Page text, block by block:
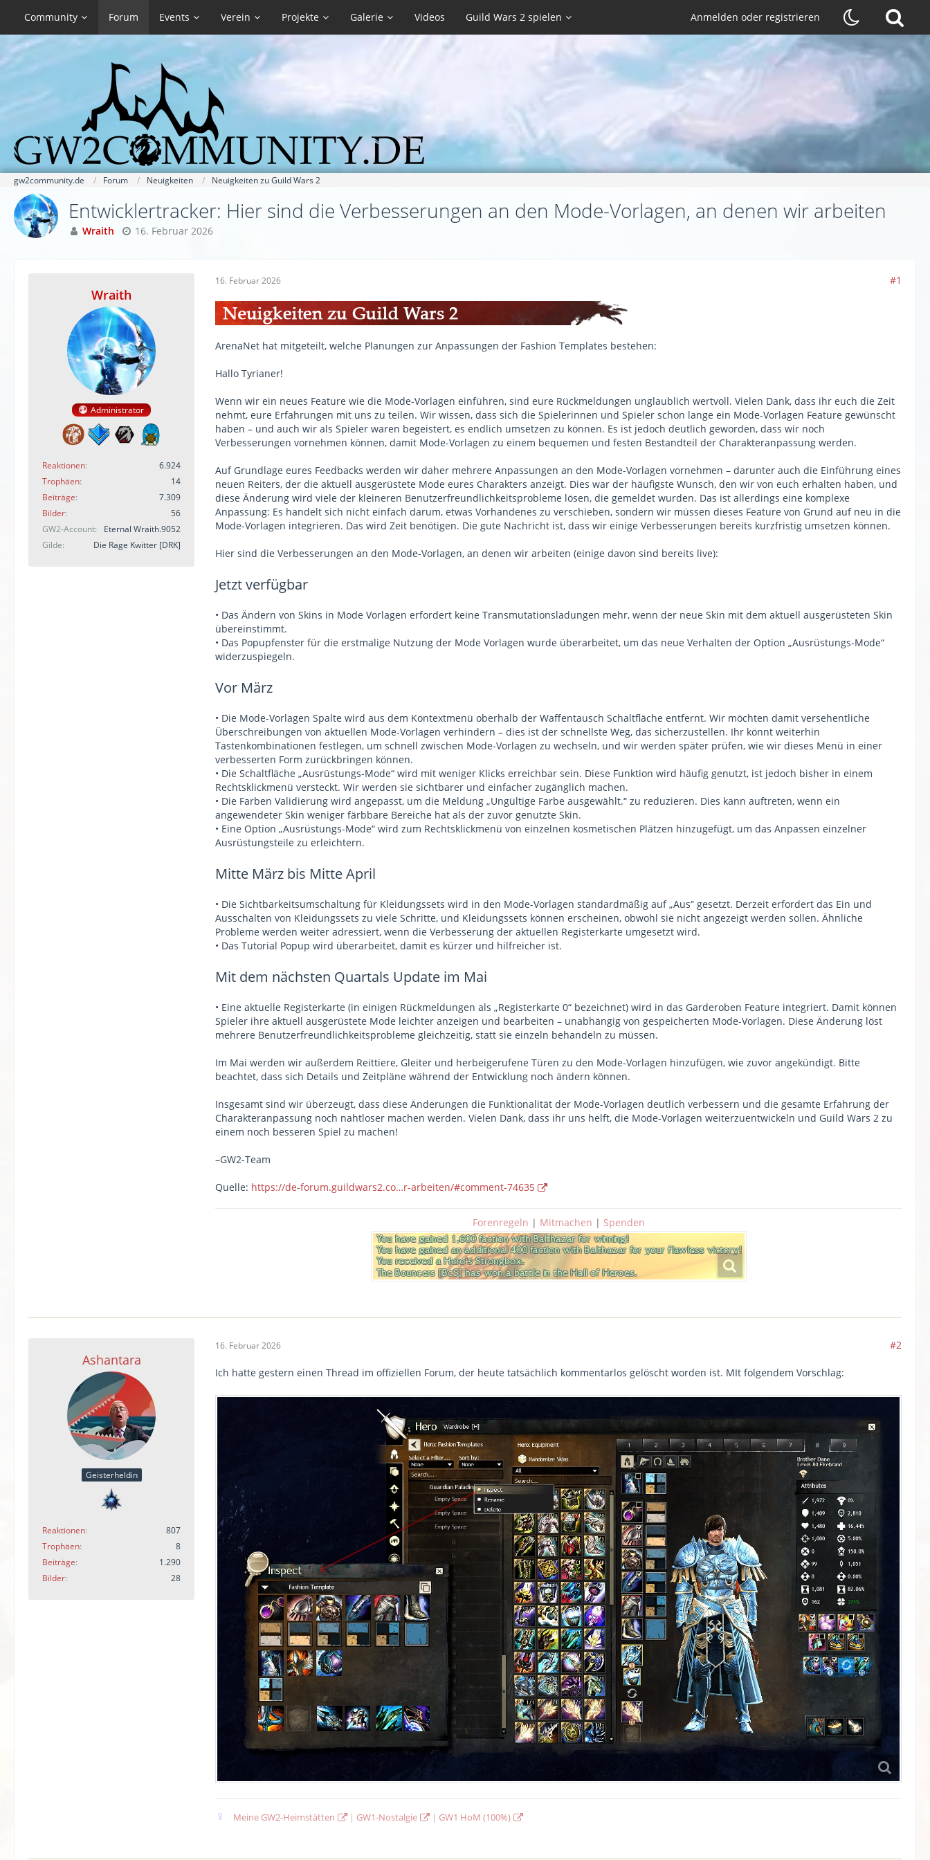
Community Forum Events Verein Projekte Galerie Videos Guild Wars 2 spielen Anmelden oder registrieren
gw2community.de Forum Neuigkeiten Neuigkeiten zu Guild Wars 2
Entwicklertracker: Hier sind die Verbesserungen an den Mode-Vorlagen, an denen wir arbeiten
Wraith 16. Februar 2026
Wraith
Administrator
Reaktionen
6.924
Trophäen
14
Beiträge
7.309
Bilder
56
GW2-Account
Eternal Wraith.9052
Gilde
Die Rage Kwitter [DRK]
16. Februar 2026 #1
ArenaNet hat mitgeteilt, welche Planungen zur Anpassungen der Fashion Templates bestehen:
Hallo Tyrianer!
Wenn wir ein neues Feature wie die Mode-Vorlagen einführen, sind eure Rückmeldungen unglaublich wertvoll. Vielen Dank, dass ihr euch die Zeit
nehmt, eure Erfahrungen mit uns zu teilen. Wir wissen, dass sich die Spielerinnen und Spieler schon lange ein Mode-Vorlagen Feature gewünscht
haben – und auch wir als Spieler waren begeistert, es endlich umsetzen zu können. Es ist jedoch deutlich geworden, dass wir noch
Verbesserungen vornehmen können, damit Mode-Vorlagen zu einem bequemen und festen Bestandteil der Charakteranpassung werden.
Auf Grundlage eures Feedbacks werden wir daher mehrere Anpassungen an den Mode-Vorlagen vornehmen – darunter auch die Einführung eines
neuen Reiters, der die aktuell ausgerüstete Mode eures Charakters anzeigt. Dies war der häufigste Wunsch, den wir von euch erhalten haben, und
diese Änderung wird viele der kleineren Benutzerfreundlichkeitsprobleme lösen, die gemeldet wurden. Das ist allerdings eine komplexe
Anpassung: Es handelt sich nicht einfach darum, etwas Vorhandenes zu verschieben, sondern wir müssen dieses Feature von Grund auf neu in die
Mode-Vorlagen integrieren. Das wird Zeit benötigen. Die gute Nachricht ist, dass wir einige Verbesserungen bereits kurzfristig umsetzen können.
Hier sind die Verbesserungen an den Mode-Vorlagen, an denen wir arbeiten (einige davon sind bereits live):
Jetzt verfügbar
• Das Ändern von Skins in Mode Vorlagen erfordert keine Transmutationsladungen mehr, wenn der neue Skin mit dem aktuell ausgerüsteten Skin
übereinstimmt.
• Das Popupfenster für die erstmalige Nutzung der Mode Vorlagen wurde überarbeitet, um das neue Verhalten der Option „Ausrüstungs-Mode“
widerzuspiegeln.
Vor März
• Die Mode-Vorlagen Spalte wird aus dem Kontextmenü oberhalb der Waffentausch Schaltfläche entfernt. Wir möchten damit versehentliche
Überschreibungen von aktuellen Mode-Vorlagen verhindern – dies ist der schnellste Weg, das sicherzustellen. Ihr könnt weiterhin
Tastenkombinationen festlegen, um schnell zwischen Mode-Vorlagen zu wechseln, und wir werden später prüfen, wie wir dieses Menü in einer
verbesserten Form zurückbringen können.
• Die Schaltfläche „Ausrüstungs-Mode“ wird mit weniger Klicks erreichbar sein. Diese Funktion wird häufig genutzt, ist jedoch bisher in einem
Rechtsklickmenü versteckt. Wir werden sie sichtbarer und einfacher zugänglich machen.
• Die Farben Validierung wird angepasst, um die Meldung „Ungültige Farbe ausgewählt.“ zu reduzieren. Dies kann auftreten, wenn ein
angewendeter Skin weniger färbbare Bereiche hat als der zuvor genutzte Skin.
• Eine Option „Ausrüstungs-Mode“ wird zum Rechtsklickmenü von einzelnen kosmetischen Plätzen hinzugefügt, um das Anpassen einzelner
Ausrüstungsteile zu erleichtern.
Mitte März bis Mitte April
• Die Sichtbarkeitsumschaltung für Kleidungssets wird in den Mode-Vorlagen standardmäßig auf „Aus“ gesetzt. Derzeit erfordert das Ein und
Ausschalten von Kleidungssets zu viele Schritte, und Kleidungssets können erscheinen, obwohl sie nicht angezeigt werden sollen. Ähnliche
Probleme werden weiter adressiert, wenn die Verbesserung der aktuellen Registerkarte umgesetzt wird.
• Das Tutorial Popup wird überarbeitet, damit es kürzer und hilfreicher ist.
Mit dem nächsten Quartals Update im Mai
• Eine aktuelle Registerkarte (in einigen Rückmeldungen als „Registerkarte 0“ bezeichnet) wird in das Garderoben Feature integriert. Damit können
Spieler ihre aktuell ausgerüstete Mode leichter anzeigen und bearbeiten – unabhängig von gespeicherten Mode-Vorlagen. Diese Änderung löst
mehrere Benutzerfreundlichkeitsprobleme gleichzeitig, statt sie einzeln behandeln zu müssen.
Im Mai werden wir außerdem Reittiere, Gleiter und herbeigerufene Türen zu den Mode-Vorlagen hinzufügen, wie zuvor angekündigt. Bitte
beachtet, dass sich Details und Zeitpläne während der Entwicklung noch ändern können.
Insgesamt sind wir überzeugt, dass diese Änderungen die Funktionalität der Mode-Vorlagen deutlich verbessern und die gesamte Erfahrung der
Charakteranpassung noch nahtloser machen werden. Vielen Dank, dass ihr uns helft, die Mode-Vorlagen weiterzuentwickeln und Guild Wars 2 zu
einem noch besseren Spiel zu machen!
–GW2-Team
Quelle: https://de-forum.guildwars2.co…r-arbeiten/#comment-74635
Forenregeln | Mitmachen | Spenden
Ashantara
Geisterheldin
Reaktionen
807
Trophäen
8
Beiträge
1.290
Bilder
28
16. Februar 2026 #2
Ich hatte gestern einen Thread im offiziellen Forum, der heute tatsächlich kommentarlos gelöscht worden ist. MIt folgendem Vorschlag:
♀ Meine GW2-Heimstätten | GW1-Nostalgie | GW1 HoM (100%)